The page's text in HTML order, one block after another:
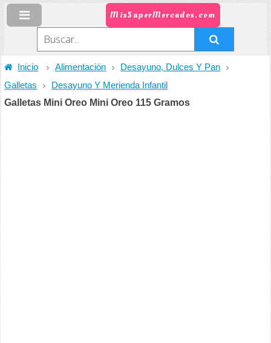
MisSuperMercados.com
Inicio Alimentación
Desayuno, Dulces Y Pan
Galletas
Desayuno Y Merienda Infantil
Galletas Mini Oreo Mini Oreo 115 Gramos